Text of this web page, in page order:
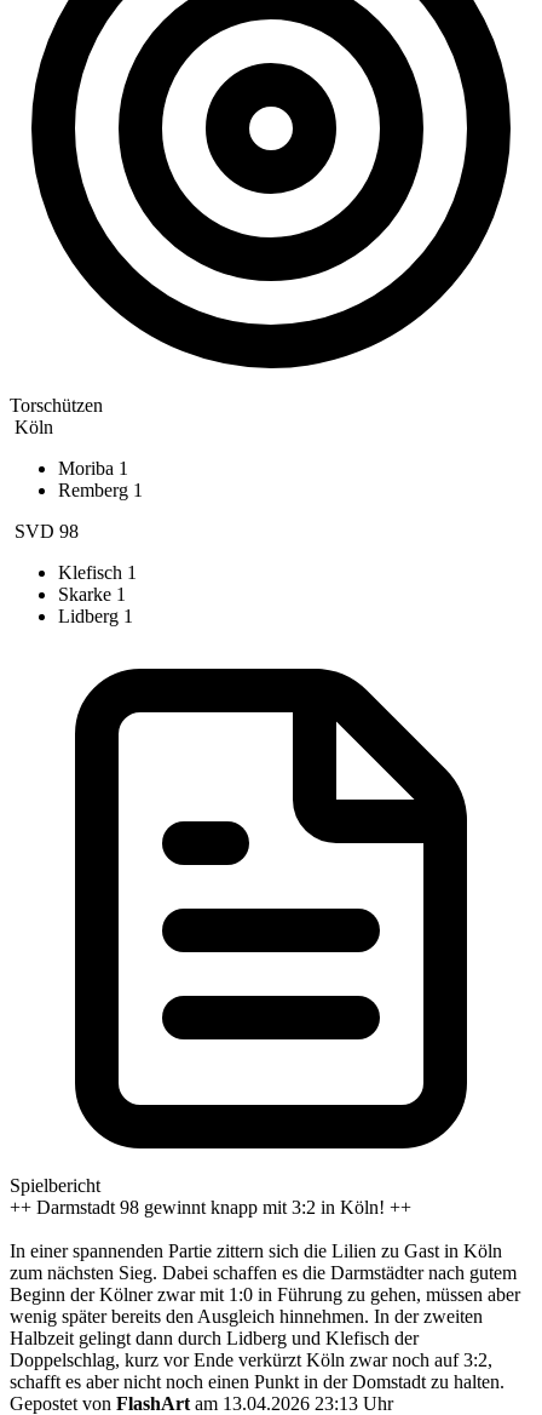
Torschützen
Köln
Moriba 1
Remberg 1
SVD 98
Klefisch 1
Skarke 1
Lidberg 1
Spielbericht
++ Darmstadt 98 gewinnt knapp mit 3:2 in Köln! ++
In einer spannenden Partie zittern sich die Lilien zu Gast in Köln
zum nächsten Sieg. Dabei schaffen es die Darmstädter nach gutem
Beginn der Kölner zwar mit 1:0 in Führung zu gehen, müssen aber
wenig später bereits den Ausgleich hinnehmen. In der zweiten
Halbzeit gelingt dann durch Lidberg und Klefisch der
Doppelschlag, kurz vor Ende verkürzt Köln zwar noch auf 3:2,
schafft es aber nicht noch einen Punkt in der Domstadt zu halten.
Gepostet von FlashArt am 13.04.2026 23:13 Uhr